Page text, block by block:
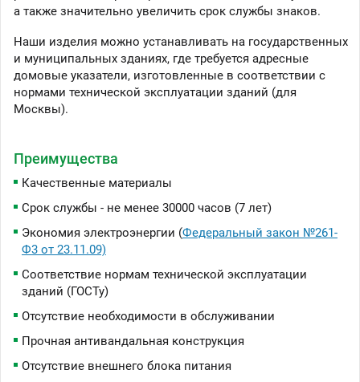
а также значительно увеличить срок службы знаков.
Наши изделия можно устанавливать на государственных
и муниципальных зданиях, где требуется адресные
домовые указатели, изготовленные в соответствии с
нормами технической эксплуатации зданий (для
Москвы).
Преимущества
Качественные материалы
Срок службы - не менее 30000 часов (7 лет)
Экономия электроэнергии (Федеральный закон №261-
Ф3 от 23.11.09)
Соответствие нормам технической эксплуатации
зданий (ГОСТу)
Отсутствие необходимости в обслуживании
Прочная антивандальная конструкция
Отсутствие внешнего блока питания